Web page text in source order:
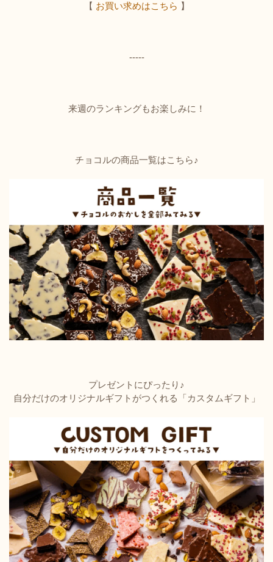
【 お買い求めはこちら 】
-----
来週のランキングもお楽しみに！
チョコルの商品一覧はこちら♪
プレゼントにぴったり♪
自分だけのオリジナルギフトがつくれる「カスタムギフト」